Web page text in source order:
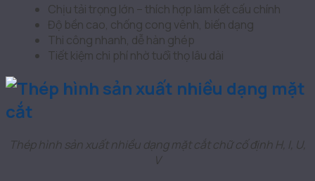
Chịu tải trọng lớn – thích hợp làm kết cấu chính
Độ bền cao, chống cong vênh, biến dạng
Thi công nhanh, dễ hàn ghép
Tiết kiệm chi phí nhờ tuổi thọ lâu dài
Thép hình sản xuất nhiều dạng mặt cắt chữ cố định H, I, U,
V